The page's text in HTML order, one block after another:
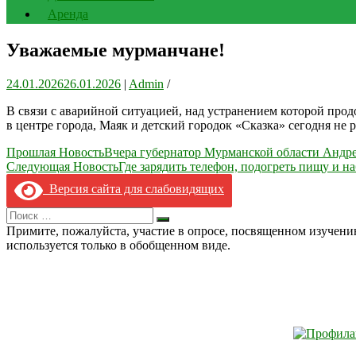
Аренда
Уважаемые мурманчане!
24.01.202626.01.2026 | Admin /
В связи с аварийной ситуацией, над устранением которой
в центре города, Маяк и детский городок «Сказка» сегодня не
Навигация
по
записям
Прошлая НовостьВчера губернатор Мурманской области
Следующая НовостьГде зарядить телефон, подогреть пищу и
Версия сайта для слабовидящих
Search
for:
Искать
Примите, пожалуйста, участие в опросе, посвященном
используется только в обобщенном виде.